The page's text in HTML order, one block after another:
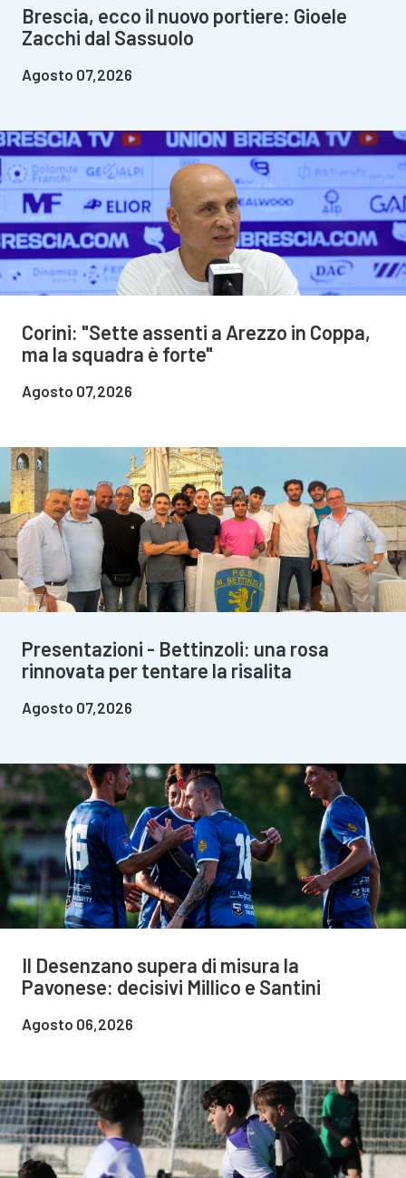
Brescia, ecco il nuovo portiere: Gioele
Zacchi dal Sassuolo
Agosto 07,2026
Corini: "Sette assenti a Arezzo in Coppa,
ma la squadra è forte"
Agosto 07,2026
Presentazioni - Bettinzoli: una rosa
rinnovata per tentare la risalita
Agosto 07,2026
Il Desenzano supera di misura la
Pavonese: decisivi Millico e Santini
Agosto 06,2026